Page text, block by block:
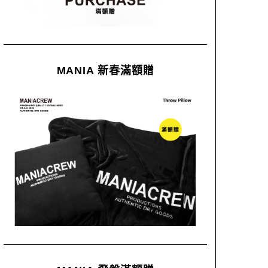
MANIA 新春滿額贈